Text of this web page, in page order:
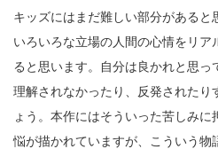
キッズにはまだ難しい部分があると
いろいろな立場の人間の心情をリ
ると思います。自分は良かれと思っ
理解されなかったり、反発されたり
ょう。本作にはそういった苦しみ
悩が描かれていますが、こういう物